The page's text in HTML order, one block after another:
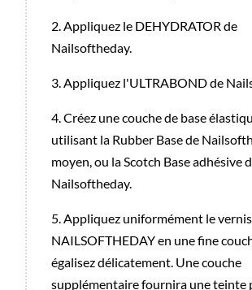
2. Appliquez le DEHYDRATOR de
Nailsoftheday.
3. Appliquez l'ULTRABOND de
4. Créez une couche de base
utilisant la Rubber Base de
moyen, ou la Scotch Base adhésive
Nailsoftheday.
5. Appliquez uniformément le
NAILSOFTHEDAY en une fine
égalisez délicatement. Une couche
supplémentaire fournira une teinte